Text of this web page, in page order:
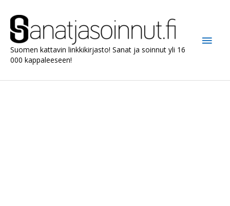
sisältöön
Suomen kattavin linkkikirjasto! Sanat ja soinnut yli 16
000 kappaleeseen!